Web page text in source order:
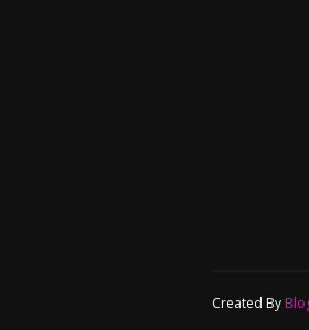
Created By